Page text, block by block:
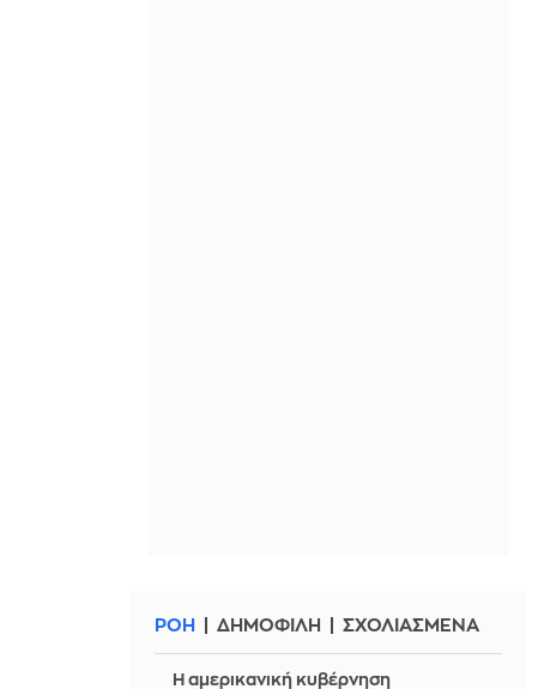
ΡΟΗ ΔΗΜΟΦΙΛΗ ΣΧΟΛΙΑΣΜΕΝΑ
Η αμερικανική κυβέρνηση